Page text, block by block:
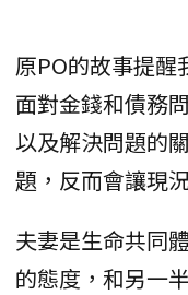
原PO的故事提醒
面對金錢和債務
以及解決問題的
題，反而會讓現
夫妻是生命共同
的態度，和另一